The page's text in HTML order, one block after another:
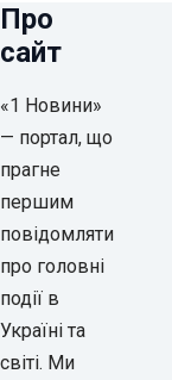
Про
сайт
«1 Новини»
— портал, що
прагне
першим
повідомляти
про головні
події в
Україні та
світі. Ми